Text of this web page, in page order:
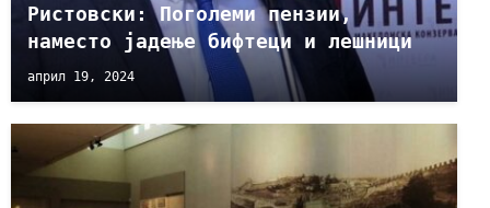
Ристовски: Поголеми пензии,
наместо јадење бифтеци и лешници
април 19, 2024